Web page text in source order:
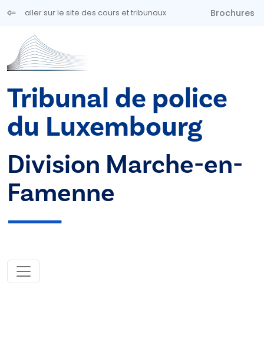
Aller au contenu principal
aller sur le site des cours et tribunaux Brochures
Tribunal de police
du Luxembourg
Division Marche-en-
Famenne